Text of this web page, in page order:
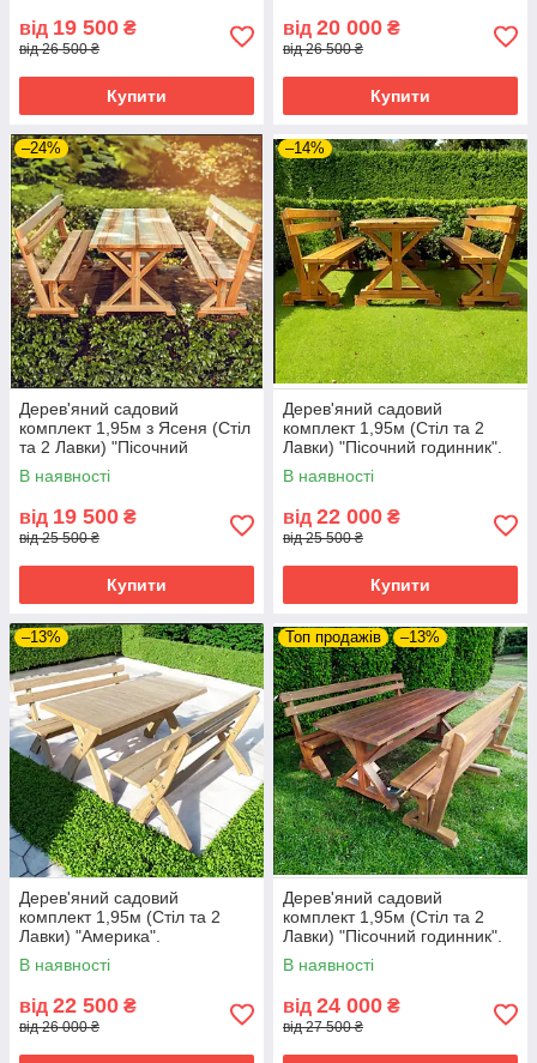
від 19 500 ₴
від 26 500 ₴
Купити
від 20 000 ₴
від 26 500 ₴
Купити
–24%
Дерев'яний садовий
комплект 1,95м з Ясеня (Стіл
та 2 Лавки) "Пісочний
годинник". Колір: Льняна олія
В наявності
від 19 500 ₴
від 25 500 ₴
Купити
–14%
Дерев'яний садовий
комплект 1,95м (Стіл та 2
Лавки) "Пісочний годинник".
Колір: Сосна
В наявності
від 22 000 ₴
від 25 500 ₴
Купити
–13%
Дерев'яний садовий
комплект 1,95м (Стіл та 2
Лавки) "Америка".
В наявності
від 22 500 ₴
від 26 000 ₴
Топ продажів –13%
Дерев'яний садовий
комплект 1,95м (Стіл та 2
Лавки) "Пісочний годинник".
Колір: Горіх
В наявності
від 24 000 ₴
від 27 500 ₴